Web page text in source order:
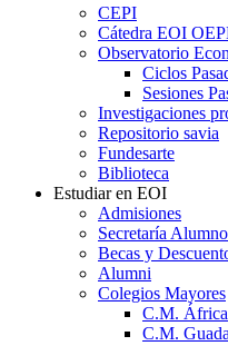
CEPI
Cátedra EOI
Observatorio
Ciclos
Sesiones
Investigaciones
Repositorio savia
Fundesarte
Biblioteca
Estudiar en EOI
Admisiones
Secretaría
Becas y
Alumni
Colegios Mayores
C.M. África
C.M.